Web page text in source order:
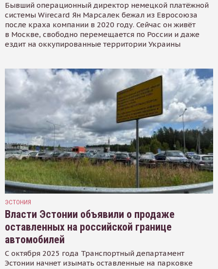
Бывший операционный директор немецкой платёжной
системы Wirecard Ян Марсалек бежал из Евросоюза
после краха компании в 2020 году. Сейчас он живёт
в Москве, свободно перемещается по России и даже
ездит на оккупированные территории Украины
ЭСТОНИЯ
Власти Эстонии объявили о продаже
оставленных на российской границе
автомобилей
С октября 2025 года Транспортный департамент
Эстонии начнет изымать оставленные на парковке